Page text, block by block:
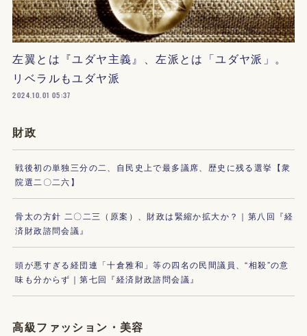
左翼とは『ユダヤ主義』、左派とは「ユダヤ派」。
リベラルもユダヤ派
2024.10.01 05:37
財政
戦後初の単独三分の二、自民史上で最多議席、歴史に残る選挙【衆
院選二〇二六】
骨太の方針 二〇二三（原案）、財政は緊縮か拡大か？｜第八回『経
済財政諮問会議』
頭が悪すぎる経団連「十倉雅和」等の四名の民間議員、“相殺”の意
味も分からず｜第七回『経済財政諮問会議』
高級ファッション・美容